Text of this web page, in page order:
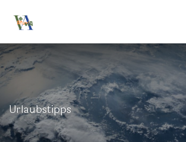
Urlaubstipps